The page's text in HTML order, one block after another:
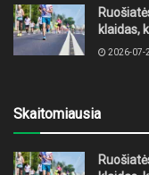
klaidas,
2026-07-
Skaitomiausia